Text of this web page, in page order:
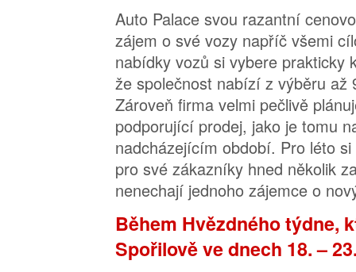
Auto Palace svou razantní
zájem o své vozy napříč všemi
nabídky vozů si vybere prakticky
že společnost nabízí z výběru až
Zároveň firma velmi pečlivě
podporující prodej, jako je tomu
nadcházejícím období. Pro léto
pro své zákazníky hned několik
nenechají jednoho zájemce o
Během Hvězdného týdne,
Spořilově ve dnech 18. –